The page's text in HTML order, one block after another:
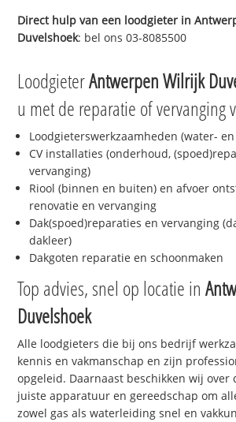
Direct hulp van een loodgieter in
Duvelshoek: bel ons 03-8085500
LoodgieterAntwerpen Wilrijk
u met de reparatie of vervanging
Loodgieterswerkzaamheden (water-
CV installaties (onderhoud,
vervanging)
Riool (binnen en buiten) en afvoer
renovatie en vervanging
Dak(spoed)reparaties en vervanging
dakleer)
Dakgoten reparatie en schoonmaken
Top advies, snel op locatie in
Duvelshoek
Alle loodgieters die bij ons bedrijf
kennis en vakmanschap en zijn
opgeleid. Daarnaast beschikken wij over
juiste apparatuur en gereedschap om
zowel gas als waterleiding snel en